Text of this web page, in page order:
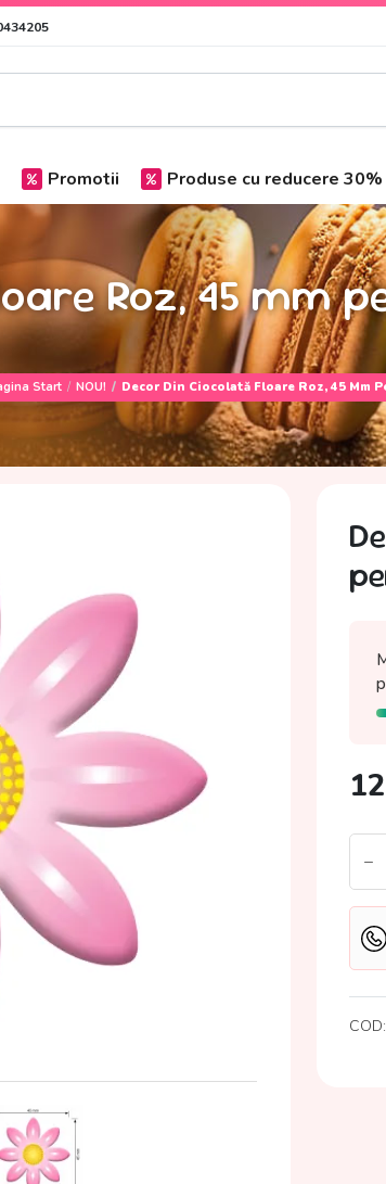
Promotii Produse cu reducere 30%
Roz, 45 mm
Start NOU! Decor Din Ciocolată Floare Roz, 45
−
COD: